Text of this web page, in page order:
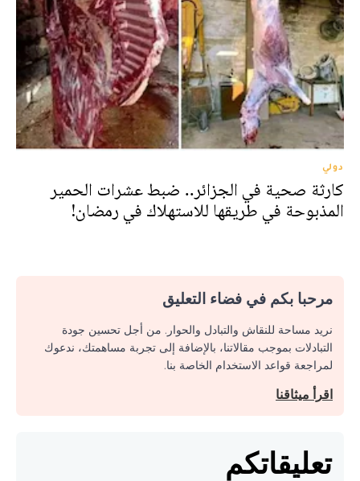
دولي
كارثة صحية في الجزائر.. ضبط عشرات الحمير
المذبوحة في طريقها للاستهلاك في رمضان!
مرحبا بكم في فضاء التعليق
نريد مساحة للنقاش والتبادل والحوار. من أجل تحسين جودة
التبادلات بموجب مقالاتنا، بالإضافة إلى تجربة مساهمتك، ندعوك
لمراجعة قواعد الاستخدام الخاصة بنا.
اقرأ ميثاقنا
تعليقاتكم